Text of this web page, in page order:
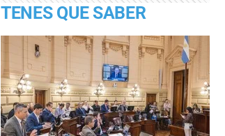
TENES QUE SABER